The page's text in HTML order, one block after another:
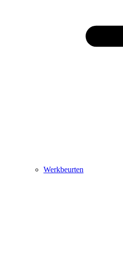
Werkbeurten